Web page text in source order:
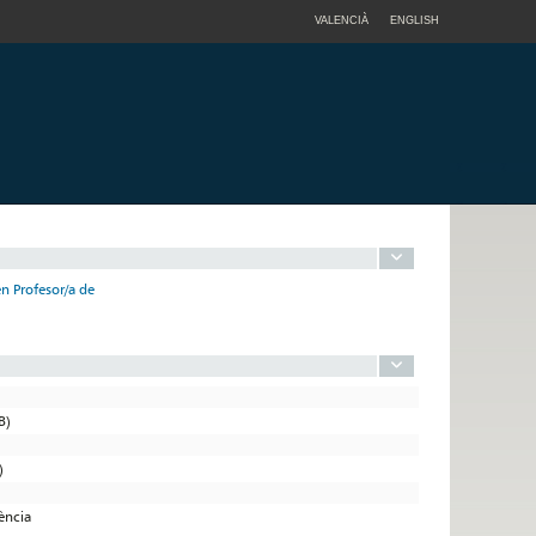
VALENCIÀ ENGLISH
Profesor/a de